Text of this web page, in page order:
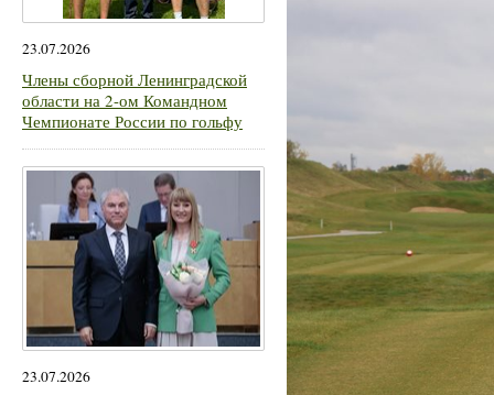
23.07.2026
Члены сборной Ленинградской
области на 2-ом Командном
Чемпионате России по гольфу
23.07.2026